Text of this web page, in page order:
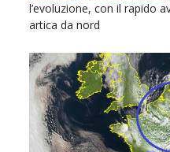
l’evoluzione, con il rapido
artica da nord